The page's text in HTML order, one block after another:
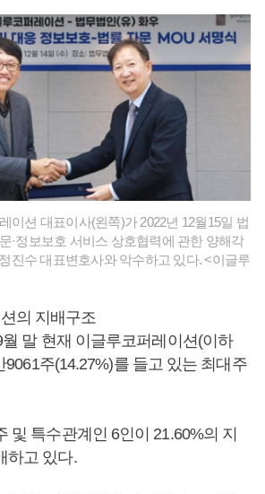
이션 대표이사(왼쪽)가 2022년 12월15일 법
·정보보호 서비스 상호협력에 관한 양해각
진수 대표변호사와 악수하고 있다. <이글루
의 지배구조
월 말 현재 이글루코퍼레이션(이하
9061주(14.27%)를 들고 있는 최대주
및 특수관계인 6인이 21.60%의 지
하고 있다.